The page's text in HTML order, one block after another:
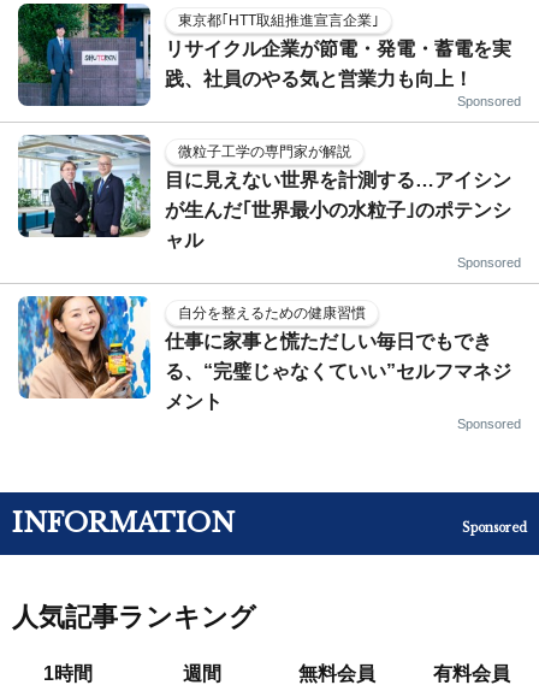
東京都｢HTT取組推進宣言企業｣
リサイクル企業が節電・発電・蓄電を実
践、社員のやる気と営業力も向上！
Sponsored
微粒子工学の専門家が解説
目に見えない世界を計測する…アイシン
が生んだ｢世界最小の水粒子｣のポテンシ
ャル
Sponsored
自分を整えるための健康習慣
仕事に家事と慌ただしい毎日でもでき
る、“完璧じゃなくていい”セルフマネジ
メント
Sponsored
INFORMATION Sponsored
人気記事ランキング
1時間 週間 無料会員 有料会員